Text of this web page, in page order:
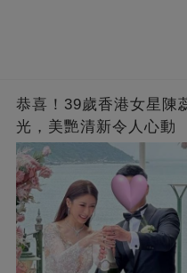
恭喜！39歲香港女星陳
光，美艷清新令人心動